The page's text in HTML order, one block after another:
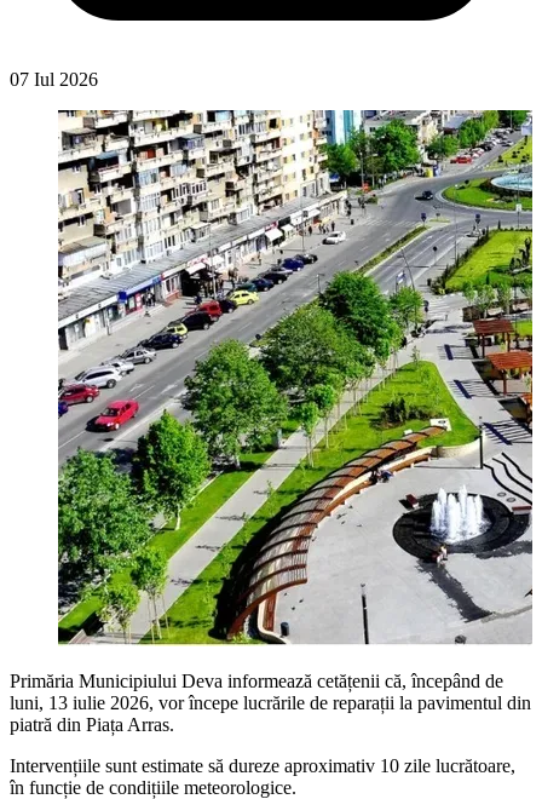
07 Iul 2026
Primăria Municipiului Deva informează cetățenii că, începând de
luni, 13 iulie 2026, vor începe lucrările de reparații la pavimentul din
piatră din Piața Arras.
Intervențiile sunt estimate să dureze aproximativ 10 zile lucrătoare,
în funcție de condițiile meteorologice.